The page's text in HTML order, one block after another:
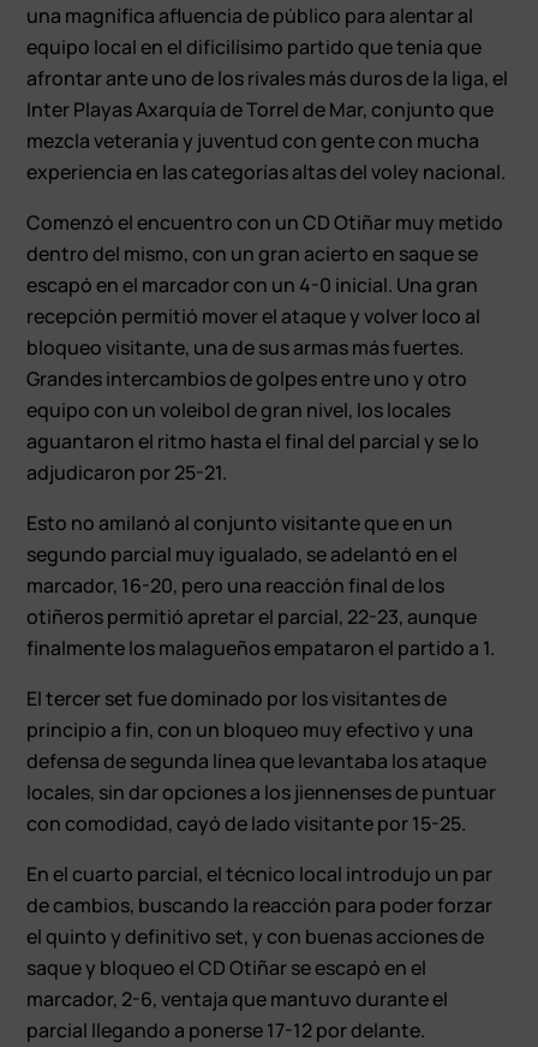
una magnífica afluencia de público para alentar al
equipo local en el dificilísimo partido que tenía que
afrontar ante uno de los rivales más duros de la liga, el
Inter Playas Axarquía de Torrel de Mar, conjunto que
mezcla veteranía y juventud con gente con mucha
experiencia en las categorías altas del voley nacional.
Comenzó el encuentro con un CD Otiñar muy metido
dentro del mismo, con un gran acierto en saque se
escapó en el marcador con un 4-0 inicial. Una gran
recepción permitió mover el ataque y volver loco al
bloqueo visitante, una de sus armas más fuertes.
Grandes intercambios de golpes entre uno y otro
equipo con un voleibol de gran nivel, los locales
aguantaron el ritmo hasta el final del parcial y se lo
adjudicaron por 25-21.
Esto no amilanó al conjunto visitante que en un
segundo parcial muy igualado, se adelantó en el
marcador, 16-20, pero una reacción final de los
otiñeros permitió apretar el parcial, 22-23, aunque
finalmente los malagueños empataron el partido a 1.
El tercer set fue dominado por los visitantes de
principio a fin, con un bloqueo muy efectivo y una
defensa de segunda línea que levantaba los ataque
locales, sin dar opciones a los jiennenses de puntuar
con comodidad, cayó de lado visitante por 15-25.
En el cuarto parcial, el técnico local introdujo un par
de cambios, buscando la reacción para poder forzar
el quinto y definitivo set, y con buenas acciones de
saque y bloqueo el CD Otiñar se escapó en el
marcador, 2-6, ventaja que mantuvo durante el
parcial llegando a ponerse 17-12 por delante.